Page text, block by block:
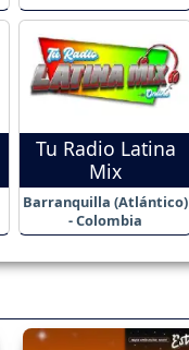
Tu Radio Latina
Mix
Barranquilla (Atlántico)
- Colombia